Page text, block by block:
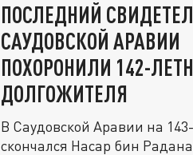
ПОСЛЕДНИЙ
САУДОВСКОЙ АРАВИИ
ПОХОРОНИЛИ 142-
ДОЛГОЖИТЕЛЯ
В Саудовской Аравии на
скончался Насар бин